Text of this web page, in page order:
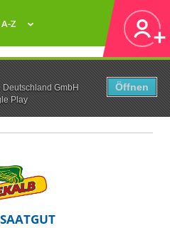
Deutschland GmbH
Play
Öffnen
A-Z